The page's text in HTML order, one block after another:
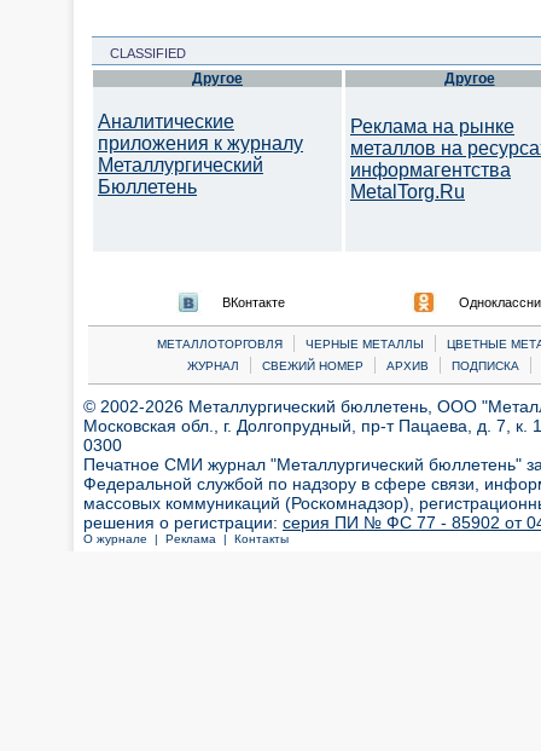
CLASSIFIED
Другое
Аналитические
приложения к журналу
Металлургический
Бюллетень
Другое
Реклама на рынке
металлов на
информагентства
MetalTorg.Ru
ВКонтакте
МЕТАЛЛОТОРГОВЛЯ | ЧЕРНЫЕ МЕТАЛЛЫ |
ЦВЕТНЫЕ
ЖУРНАЛ
| СВЕЖИЙ НОМЕР | АРХИВ | ПОДПИСКА |
© 2002-2026 Металлургический бюллетень, ООО
Московская обл., г. Долгопрудный, пр-т Пацаева, д. 7,
0300
Печатное СМИ журнал "Металлургический бюллетень"
Федеральной службой по надзору в сфере связи,
массовых коммуникаций (Роскомнадзор),
решения о регистрации: серия ПИ № ФС 77 - 85902 от 04
О журнале | Реклама | Контакты